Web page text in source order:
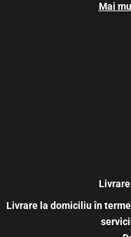
Mai
Livrare la domiciliu în